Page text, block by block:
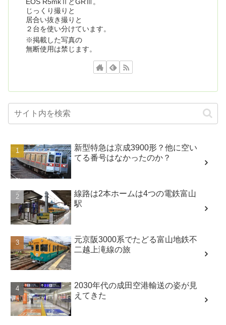
じっくり撮りと
居合い抜き撮りと
２台を使い分けています。
※掲載した写真の
無断使用は禁じます。
新型特急は京成3900形？他に空い
てる番号はなかったのか？
線路は2本ホームは4つの電鉄富山
駅
元京阪3000系でたどる富山地鉄不
二越上滝線の旅
2030年代の成田空港輸送の姿が見
えてきた